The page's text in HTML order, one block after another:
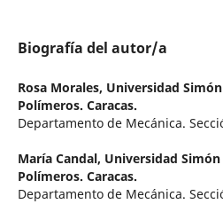
Biografía del autor/a
Rosa Morales, Universidad
Polímeros. Caracas.
Departamento de Mecánica.
María Candal, Universidad
Polímeros. Caracas.
Departamento de Mecánica.